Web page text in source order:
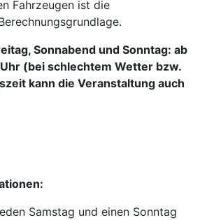
Fahrzeugen ist die
Sonnabend und Sonntag: ab
(bei schlechtem Wetter bzw.
kann die Veranstaltung auch
Samstag und einen Sonntag